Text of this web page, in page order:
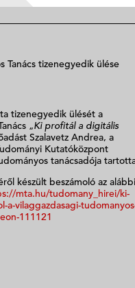
Tanács tizenegyedik ülése
tizenegyedik ülését a
„Ki profitál a digitális
Szalavetz Andrea, a
Kutatóközpont
tanácsadója
készült beszámoló az alábbi
mta.hu/tudomany_hirei/ki-
a-vilaggazdasagi-
111121